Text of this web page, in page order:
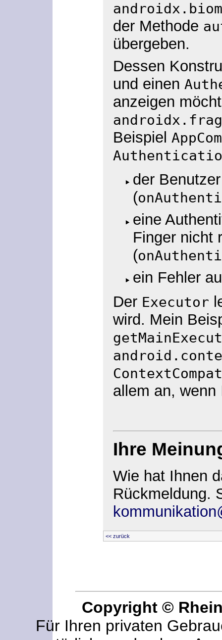
der Methode
übergeben.
Dessen
und einen
anzeigen
Beispiel
der
(
eine
Finger nicht
(
ein Fehler
Der Executor
wird. Mein
allem an, wenn
Ihre
Wie hat Ihnen
Rückmeldung.
<< zurück
Copyright ©
Für Ihren privaten